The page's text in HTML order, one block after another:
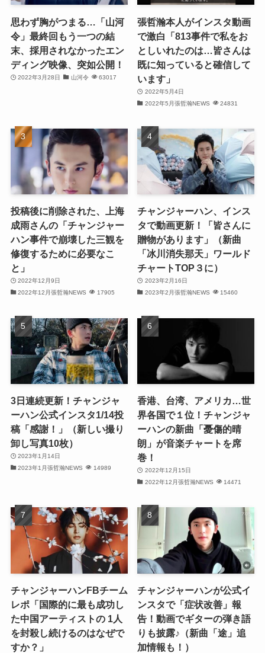
(31)
(29)
(30)
(32)
(32)
(29)
(32)
(32)
(29)
(31)
(32)
(30)
思わず胸がつまる…「山河
令」最終回もう一つの結
末、採用されなかったエン
ディング映像、突如公開！
2022年3月28日 山河令 63017
張哲瀚本人がインスタ動画
で激白「813事件で私をお
としいれたのは…皆さんは
既に知っていると確信して
います」
2022年5月4日
2022年5月張哲瀚NEWS
24831
投稿後に削除された、上海
成雨さんの「チャンジャー
ハン事件で崩壊した三観を
修復するために必要なこ
と」
2022年12月9日
2022年12月張哲瀚NEWS
17905
チャンジャーハン、インス
タで動画更新！「皆さんに
贈物があります」（新曲
「冰川消失那天」ワールド
チャートTOP３に）
2023年2月16日
2023年2月張哲瀚NEWS
15460
3日連続更新！チャンジャ
ーハン公式インスタ1/14投
稿「感謝！」（新しい撮り
卸し写真10枚）
2023年1月14日
2023年1月張哲瀚NEWS
14989
香港、台湾、アメリカ…世
界各国で１位！チャンジャ
ーハンの新曲「憂傷的晴
朗」が音楽チャートを席
巻！
2022年12月15日
2022年12月張哲瀚NEWS
14471
チャンジャーハンFBチーム
レポ「国際的に最も成功し
た中国アーティストの 1人
を封殺し続けるのはなぜで
すか？」
チャンジャーハンが公式イ
ンスタで「症状改善」報
告！動画でギターの弾き語
りも披露♪（新曲「途」追
加情報も！）